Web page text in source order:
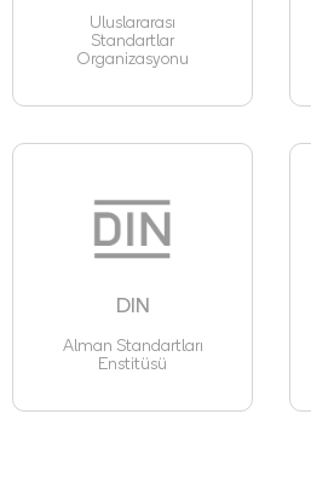
Uluslararası
Standartlar
Organizasyonu
DIN
Alman Standartları
Enstitüsü